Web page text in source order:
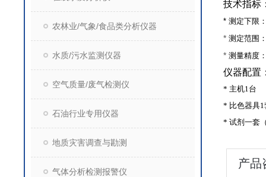
农林业/气象/食品类分析仪器
水质/污水监测仪器
空气质量/废气检测仪
石油行业专用仪器
地质灾害调查与勘测
气体分析检测报警仪
技术指标
* 测定下限
* 测定范围
* 测量精度
仪器配置
* 主机1台
* 比色器具1
* 试剂一套
产品